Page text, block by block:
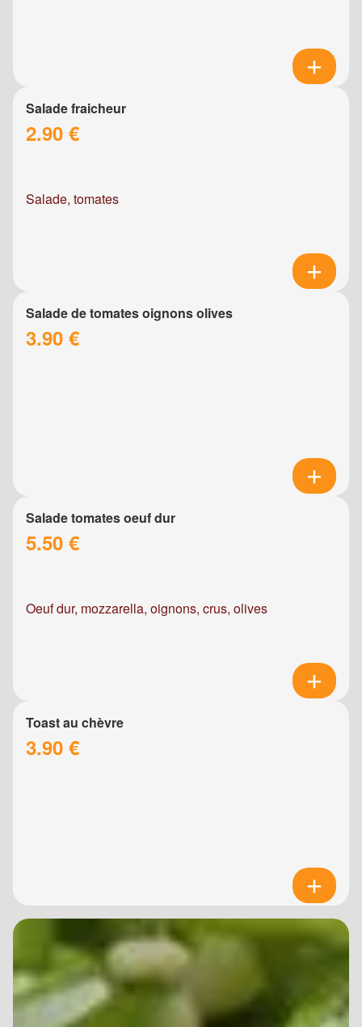
Salade fraicheur
2.90 €
Salade, tomates
Salade de tomates oignons olives
3.90 €
Salade tomates oeuf dur
5.50 €
Oeuf dur, mozzarella, oignons, crus, olives
Toast au chèvre
3.90 €